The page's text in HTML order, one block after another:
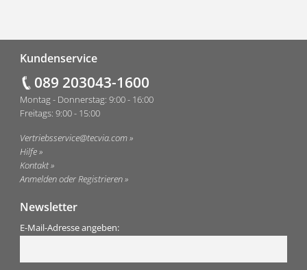
Kundenservice
089 203043-1600
Montag - Donnerstag: 9:00 - 16:00
Freitags: 9:00 - 15:00
Vertriebsservice@tecvia.com
Hilfe
Kontakt
Anmelden oder Registrieren
Newsletter
E-Mail-Adresse angeben: